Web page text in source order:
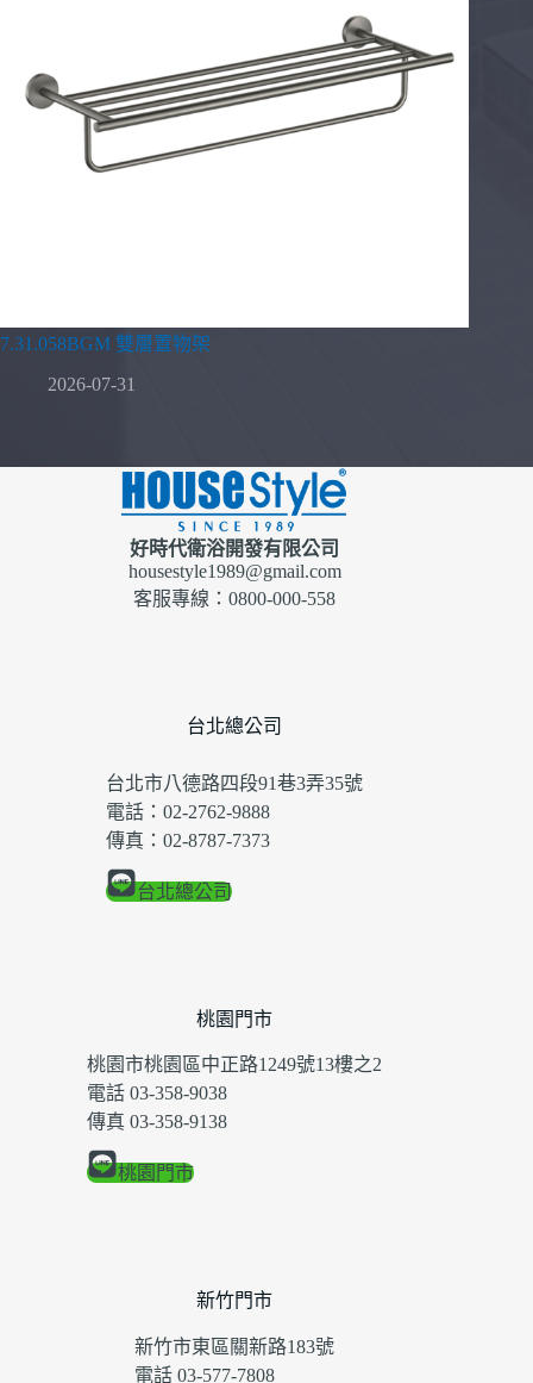
7.31.058BGM 雙層置物架
2026-07-31
好時代衛浴開發有限公司
housestyle1989@gmail.com
客服專線：0800-000-558
台北總公司
台北市八德路四段91巷3弄35號
電話：02-2762-9888
傳真：02-8787-7373
台北總公司
桃園門市
桃園市桃園區中正路1249號13樓之2
電話 03-358-9038
傳真 03-358-9138
桃園門市
新竹門市
新竹市東區關新路183號
電話 03-577-7808